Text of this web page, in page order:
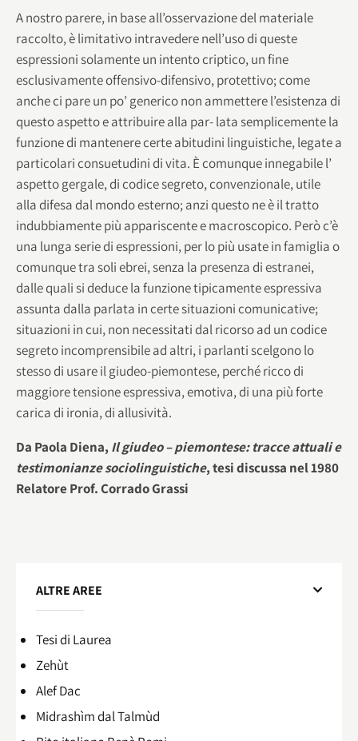
A nostro parere, in base all’osservazione del materiale
raccolto, è limitativo intravedere nell’uso di queste
espressioni solamente un intento criptico, un fine
esclusivamente offensivo-difensivo, protettivo; come
anche ci pare un po’ generico non ammettere l’esistenza di
questo aspetto e attribuire alla par- lata semplicemente la
funzione di mantenere certe abitudini linguistiche, legate a
particolari consuetudini di vita. È comunque innegabile l’
aspetto gergale, di codice segreto, convenzionale, utile
alla difesa dal mondo esterno; anzi questo ne è il tratto
indubbiamente più appariscente e macroscopico. Però c’è
una lunga serie di espressioni, per lo più usate in famiglia o
comunque tra soli ebrei, senza la presenza di estranei,
dalle quali si deduce la funzione tipicamente espressiva
assunta dalla parlata in certe situazioni comunicative;
situazioni in cui, non necessitati dal ricorso ad un codice
segreto incomprensibile ad altri, i parlanti scelgono lo
stesso di usare il giudeo-piemontese, perché ricco di
maggiore tensione espressiva, emotiva, di una più forte
carica di ironia, di allusività.
Da Paola Diena,Il giudeo – piemontese: tracce attuali e
testimonianze sociolinguistiche, tesi discussa nel 1980
Relatore Prof. Corrado Grassi
ALTRE AREE
Tesi di Laurea
Zehùt
Alef Dac
Midrashìm dal Talmùd